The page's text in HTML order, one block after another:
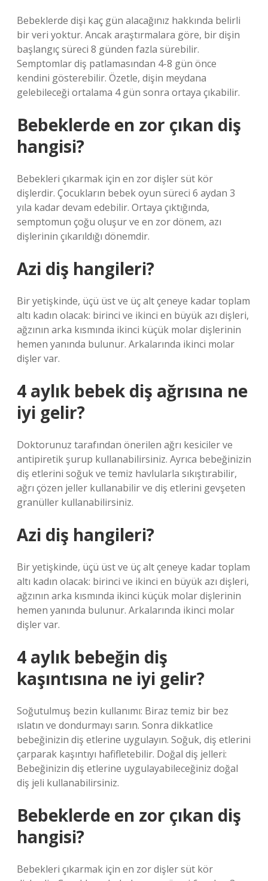
Bebeklerde dişi kaç gün alacağınız hakkında belirli
bir veri yoktur. Ancak araştırmalara göre, bir dişin
başlangıç ​​süreci 8 günden fazla sürebilir.
Semptomlar diş patlamasından 4-8 gün önce
kendini gösterebilir. Özetle, dişin meydana
gelebileceği ortalama 4 gün sonra ortaya çıkabilir.
Bebeklerde en zor çıkan diş
hangisi?
Bebekleri çıkarmak için en zor dişler süt kör
dişlerdir. Çocukların bebek oyun süreci 6 aydan 3
yıla kadar devam edebilir. Ortaya çıktığında,
semptomun çoğu oluşur ve en zor dönem, azı
dişlerinin çıkarıldığı dönemdir.
Azi diş hangileri?
Bir yetişkinde, üçü üst ve üç alt çeneye kadar toplam
altı kadın olacak: birinci ve ikinci en büyük azı dişleri,
ağzının arka kısmında ikinci küçük molar dişlerinin
hemen yanında bulunur. Arkalarında ikinci molar
dişler var.
4 aylık bebek diş ağrısına ne
iyi gelir?
Doktorunuz tarafından önerilen ağrı kesiciler ve
antipiretik şurup kullanabilirsiniz. Ayrıca bebeğinizin
diş etlerini soğuk ve temiz havlularla sıkıştırabilir,
ağrı çözen jeller kullanabilir ve diş etlerini gevşeten
granüller kullanabilirsiniz.
Azi diş hangileri?
Bir yetişkinde, üçü üst ve üç alt çeneye kadar toplam
altı kadın olacak: birinci ve ikinci en büyük azı dişleri,
ağzının arka kısmında ikinci küçük molar dişlerinin
hemen yanında bulunur. Arkalarında ikinci molar
dişler var.
4 aylık bebeğin diş
kaşıntısına ne iyi gelir?
Soğutulmuş bezin kullanımı: Biraz temiz bir bez
ıslatın ve dondurmayı sarın. Sonra dikkatlice
bebeğinizin diş etlerine uygulayın. Soğuk, diş etlerini
çarparak kaşıntıyı hafifletebilir. Doğal diş jelleri:
Bebeğinizin diş etlerine uygulayabileceğiniz doğal
diş jeli kullanabilirsiniz.
Bebeklerde en zor çıkan diş
hangisi?
Bebekleri çıkarmak için en zor dişler süt kör